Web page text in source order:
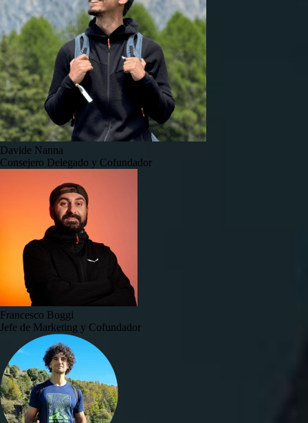
Davide Nanna
Consejero Delegado y Cofundador
Francesco Boggi
Jefe de Marketing y Cofundador